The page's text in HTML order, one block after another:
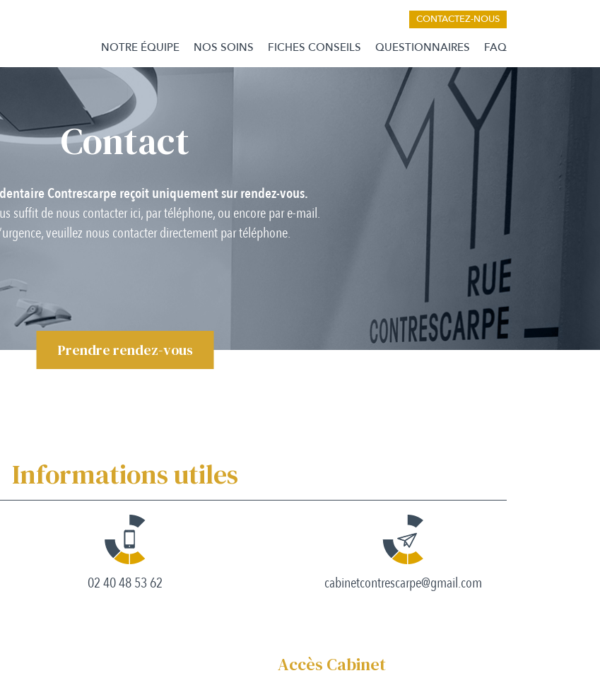
CONTACTEZ-NOUS
NOTRE ÉQUIPE NOS SOINS FICHES CONSEILS QUESTIONNAIRES FAQ
Contact
Contrescarpe reçoit uniquement sur rendez-vous.
suffit de nous contacter ici, par téléphone, ou encore par e-mail.
veuillez nous contacter directement par téléphone.
Prendre rendez-vous
Informations utiles
02 40 48 53 62 cabinetcontrescarpe@gmail.com
Accès Cabinet